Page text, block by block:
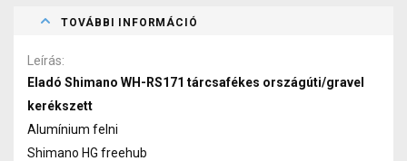
TOVÁBBI INFORMÁCIÓ
Leírás
Eladó Shimano WH-RS171 tárcsafékes országúti/gravel
kerékszett
Alumínium felni
Shimano HG freehub